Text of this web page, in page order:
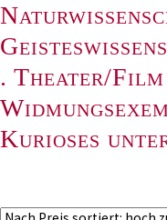
. Theater/Film
Kurioses